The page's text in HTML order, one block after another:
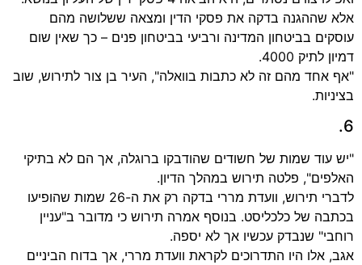
אלא שההגנה בדקה את פסקי הדין ומצאה ששלושה מהם
עוסקים בביטחון המדינה ורביעי בביטחון פנים – כך שאין שום
דמיון לתיק 4000.
"אף אחד מהם זה לא כתבות בוואלה", העיר בן צור לתירוש, שוב
בציניות.
6.
"יש עוד שמות של חשודים שהודבקו ברוגלה, אך הם לא בתיקי
האלפים", פלטה תירוש במהלך הדיון.
לדברי תירוש, וועדת מררי בדקה רק את ה-26 שמות שהופיעו
בכתבה של כלכליסט. בנוסף אמרה תירוש כי מדובר ב"עניין
רוחבי" שנבדק עכשיו אך לא יספה.
אגב, אלו היו התדרוכים לקראת וועדת מררי, אך בדוח הביניים